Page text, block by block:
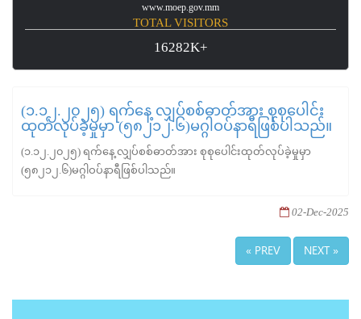
www.moep.gov.mm
TOTAL VISITORS
16282K+
(၁.၁၂.၂၀၂၅) ရက်နေ့ လျှပ်စစ်ဓာတ်အား စုစုပေါင်း
ထုတ်လုပ်ခဲ့မှုမှာ (၅၈၂၁၂.၆)မဂ္ဂါဝပ်နာရီဖြစ်ပါသည်။
(၁.၁၂.၂၀၂၅) ရက်နေ့ လျှပ်စစ်ဓာတ်အား စုစုပေါင်းထုတ်လုပ်ခဲ့မှုမှာ
(၅၈၂၁၂.၆)မဂ္ဂါဝပ်နာရီဖြစ်ပါသည်။
02-Dec-2025
« PREV NEXT »